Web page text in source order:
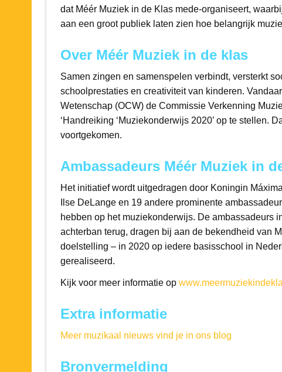
dat Méér Muziek in de Klas mede-organiseert,
aan een groot publiek laten zien hoe belangrijk
Over Méér Muziek in de klas
Samen zingen en samenspelen verbindt, versterkt
schoolprestaties en creativiteit van kinderen.
Wetenschap (OCW) de Commissie Verkenning
‘Handreiking ‘Muziekonderwijs 2020’ op te stellen.
voortgekomen.
Ambassadeurs Méér Muziek in
Het initiatief wordt uitgedragen door Koningin
Ilse DeLange en 19 andere prominente
hebben op het muziekonderwijs. De ambassadeurs
achterban terug, dragen bij aan de bekendheid van
doelstelling – in 2020 op iedere basisschool in
gerealiseerd.
Kijk voor meer informatie op
Extra informatie
Meer muzikaal nieuws vind je in ons blog
Bronvermelding